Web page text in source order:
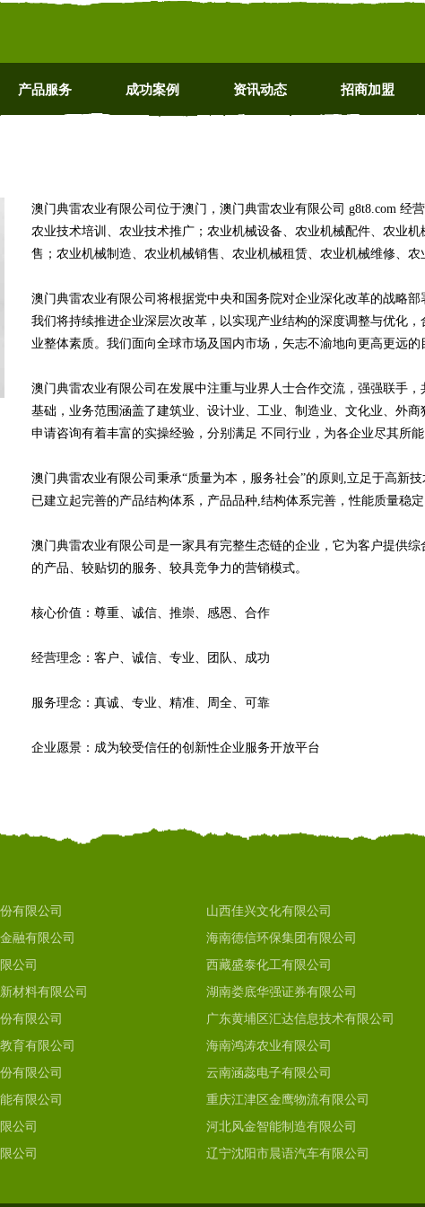
产品服务 成功案例 资讯动态 招商加盟
澳门典雷农业有限公司位于澳门，澳门典雷农业有限公司 g8t8.com 经
农业技术培训、农业技术推广；农业机械设备、农业机械配件、农业
售；农业机械制造、农业机械销售、农业机械租赁、农业机械维修、农
澳门典雷农业有限公司将根据党中央和国务院对企业深化改革的战略
我们将持续推进企业深层次改革，以实现产业结构的深度调整与优化
业整体素质。我们面向全球市场及国内市场，矢志不渝地向更高更远的
澳门典雷农业有限公司在发展中注重与业界人士合作交流，强强联手
基础，业务范围涵盖了建筑业、设计业、工业、制造业、文化业、外
申请咨询有着丰富的实操经验，分别满足 不同行业，为各企业尽其所
澳门典雷农业有限公司秉承“质量为本，服务社会”的原则,立足于高新
已建立起完善的产品结构体系，产品品种,结构体系完善，性能质量稳定
澳门典雷农业有限公司是一家具有完整生态链的企业，它为客户提供
的产品、较贴切的服务、较具竞争力的营销模式。
核心价值：尊重、诚信、推崇、感恩、合作
经营理念：客户、诚信、专业、团队、成功
服务理念：真诚、专业、精准、周全、可靠
企业愿景：成为较受信任的创新性企业服务开放平台
有限公司 山西佳兴文化有限公司
融有限公司 海南德信环保集团有限公司
公司 西藏盛泰化工有限公司
材料有限公司 湖南娄底华强证券有限公司
有限公司 广东黄埔区汇达信息技术有限公司
育有限公司 海南鸿涛农业有限公司
有限公司 云南涵蕊电子有限公司
有限公司 重庆江津区金鹰物流有限公司
公司 河北风金智能制造有限公司
公司 辽宁沈阳市晨语汽车有限公司